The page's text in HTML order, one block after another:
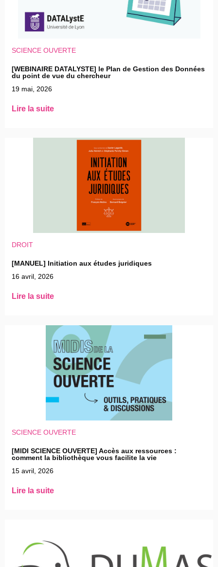
SCIENCE OUVERTE
[WEBINAIRE DATALYSTE] le Plan de Gestion des Données
du point de vue du chercheur
19 mai, 2026
Lire la suite
DROIT
[MANUEL] Initiation aux études juridiques
16 avril, 2026
Lire la suite
SCIENCE OUVERTE
[MIDI SCIENCE OUVERTE] Accès aux ressources :
comment la bibliothèque vous facilite la vie
15 avril, 2026
Lire la suite